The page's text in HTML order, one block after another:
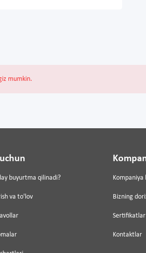
mumkin.
buyurtma qilinadi?
va to'lov
Kompaniya
Bizning
Sertifikatlar
Kontaktlar